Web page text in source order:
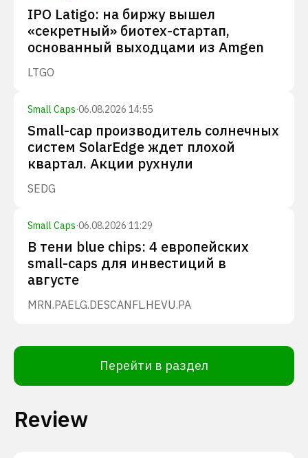
IPO Latigo: на биржу вышел
«секретный» биотех-стартап,
основанный выходцами из Amgen
LTGO
Small Caps·06.08.2026 14:55
Small-cap производитель солнечных
систем SolarEdge ждет плохой
квартал. Акции рухнули
SEDG
Small Caps·06.08.2026 11:29
В тени blue chips: 4 европейских
small-caps для инвестиций в
августе
MRN.PAELG.DESCANFL.HEVU.PA
Перейти в раздел
Review